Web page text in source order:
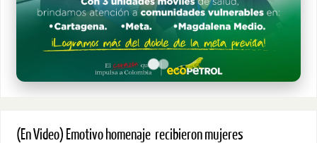
(En Video) Emotivo homenaje recibieron mujeres